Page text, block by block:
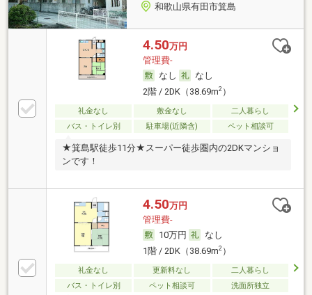
和歌山県有田市箕島
4.50万円
管理費-
なし
なし
2階 / 2DK（38.69m2）
礼金なし 敷金なし
二人暮らし
バス・トイレ別
駐車場(近隣含) ペット相談可
★箕島駅徒歩11分★スーパー徒歩圏内の2DKマンショ
ンです！
4.50万円
管理費-
10万円
なし
1階 / 2DK（38.69m2）
礼金なし 更新料なし
二人暮らし
バス・トイレ別
ペット相談可 洗面所独立